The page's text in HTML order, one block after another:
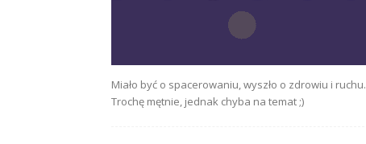
Miało być o spacerowaniu, wyszło o zdrowiu i ruchu.
Trochę mętnie, jednak chyba na temat ;)